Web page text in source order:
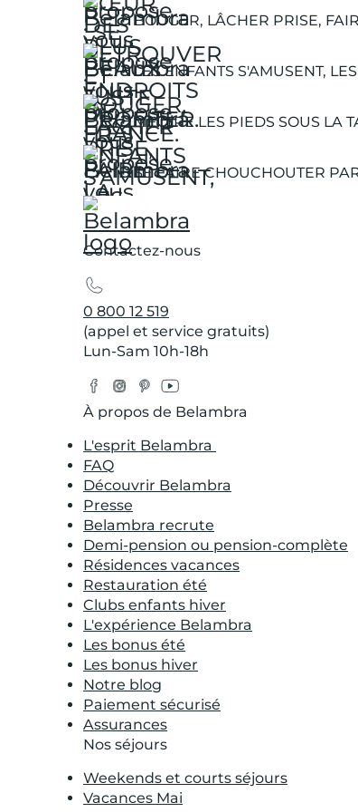
BOUGER, LÂCHER PRISE,
LES ENFANTS S'AMUSENT,
METTRE LES PIEDS SOUS LA
SE FAIRE CHOUCHOUTER
Contactez-nous
0 800 12 519
(appel et service gratuits)
Lun-Sam 10h-18h
Facebook
Instagram
Pinterest
YouTube
À propos de Belambra
L'esprit Belambra
FAQ
Découvrir Belambra
Presse
Belambra recrute
Demi-pension ou pension-complète
Résidences vacances
Restauration été
Clubs enfants hiver
L'expérience Belambra
Les bonus été
Les bonus hiver
Notre blog
Paiement sécurisé
Assurances
Nos séjours
Weekends et courts séjours
Vacances Mai